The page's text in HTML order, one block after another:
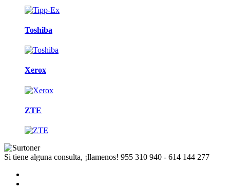
Toshiba
Xerox
ZTE
Si tiene alguna consulta, ¡llamenos! 955 310 940 - 614 144 277